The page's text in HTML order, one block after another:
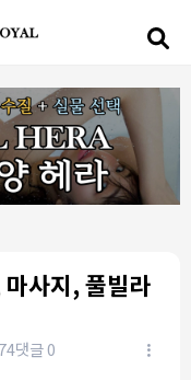
사지, 풀빌라
댓글 0